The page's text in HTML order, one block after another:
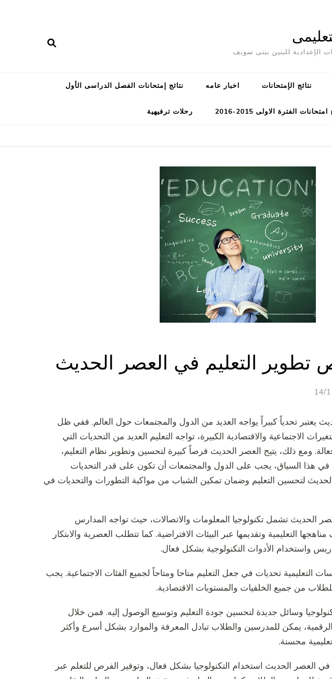
الإعدادية للبنين ببنى سويف
نتائج الإمتحانات اخبار عامه نتائج إمتحانات الفصل الدراسى الأول
الفترة الاولى 2015-2016 رحلات ترفيهية
تطوير التعليم في العصر الحديث
14/
يعتبر تحدياً كبيراً يواجه العديد من الدول والمجتمعات حول العالم. ففي ظل
الاجتماعية والاقتصادية الكبيرة، تواجه التعليم العديد من التحديات التي
ومع ذلك، يتيح العصر الحديث فرصاً كبيرة لتحسين وتطوير نظام التعليم،
هذا السياق، يجب على الدول والمجتمعات أن تكون على قدر التحديات
لتحسين التعليم وضمان تمكين الشباب من مواكبة التطورات والتحديات في
الحديث تشمل تكنولوجيا المعلومات والاتصالات، حيث تواجه المدارس
التعليمية وتقديمها عبر البيئات الافتراضية. كما تتطلب العصرية والابتكار
واستخدام الأدوات التكنولوجية بشكل فعال.
التعليمية تحديات في جعل التعليم متاحا ومتاحاً لجميع الفئات الاجتماعية. يجب
من جميع الخلفيات والمستويات الاقتصادية.
وسائل جديدة لتحسين جودة التعليم وتوسيع الوصول إليه. فمن خلال
يمكن للمدرسين والطلاب تبادل المعرفة والموارد بشكل أسرع وأكثر
محسنة.
في العصر الحديث استخدام التكنولوجيا بشكل فعال، وتوفير الفرص للتعلم عبر